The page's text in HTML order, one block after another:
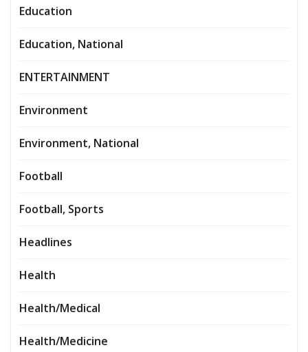
Education
Education, National
ENTERTAINMENT
Environment
Environment, National
Football
Football, Sports
Headlines
Health
Health/Medical
Health/Medicine